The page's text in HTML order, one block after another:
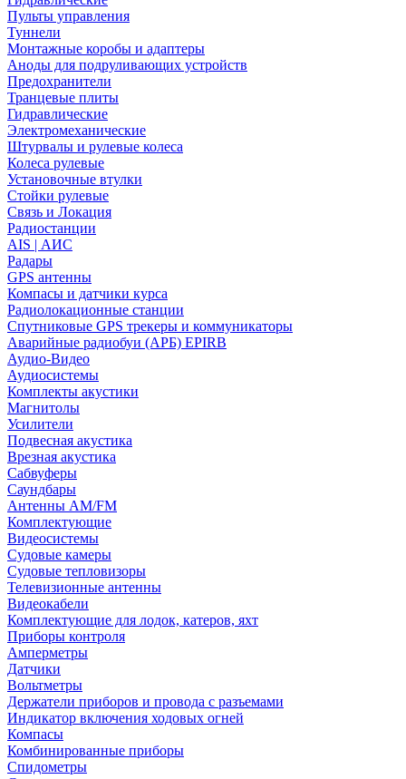
Пульты управления
Туннели
Монтажные коробы и адаптеры
Аноды для подруливающих устройств
Предохранители
Транцевые плиты
Гидравлические
Электромеханические
Штурвалы и рулевые колеса
Колеса рулевые
Установочные втулки
Стойки рулевые
Связь и Локация
Радиостанции
AIS | АИС
Радары
GPS антенны
Компасы и датчики курса
Радиолокационные станции
Спутниковые GPS трекеры и коммуникаторы
Аварийные радиобуи (АРБ) EPIRB
Аудио-Видео
Аудиосистемы
Комплекты акустики
Магнитолы
Усилители
Подвесная акустика
Врезная акустика
Сабвуферы
Саундбары
Антенны AM/FM
Комплектующие
Видеосистемы
Судовые камеры
Cудовые тепловизоры
Телевизионные антенны
Видеокабели
Комплектующие для лодок, катеров, яхт
Приборы контроля
Амперметры
Датчики
Вольтметры
Держатели приборов и провода с разъемами
Индикатор включения ходовых огней
Компасы
Комбинированные приборы
Спидометры